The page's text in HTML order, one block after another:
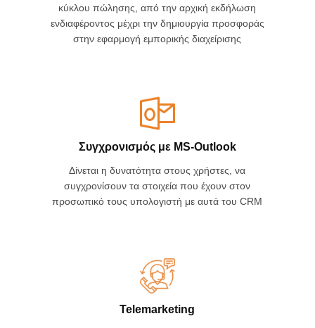
κύκλου πώλησης, από την αρχική εκδήλωση
ενδιαφέροντος μέχρι την δημιουργία προσφοράς
στην εφαρμογή εμπορικής διαχείρισης
Συγχρονισμός με MS-Outlook
Δίνεται η δυνατότητα στους χρήστες, να
συγχρονίσουν τα στοιχεία που έχουν στον
προσωπικό τους υπολογιστή με αυτά του CRM
Telemarketing